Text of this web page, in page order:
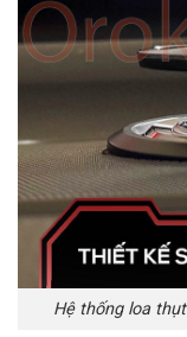
Hệ thống loa